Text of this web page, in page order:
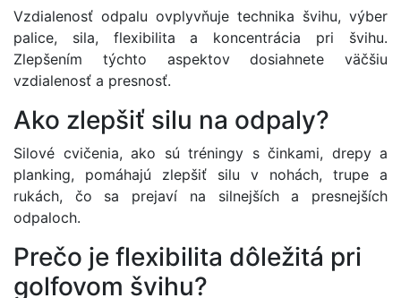
Vzdialenosť odpalu ovplyvňuje technika švihu, výber
palice, sila, flexibilita a koncentrácia pri švihu.
Zlepšením týchto aspektov dosiahnete väčšiu
vzdialenosť a presnosť.
Ako zlepšiť silu na odpaly?
Silové cvičenia, ako sú tréningy s činkami, drepy a
planking, pomáhajú zlepšiť silu v nohách, trupe a
rukách, čo sa prejaví na silnejších a presnejších
odpaloch.
Prečo je flexibilita dôležitá pri
golfovom švihu?